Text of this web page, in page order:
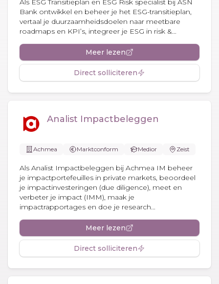
Als ESG Transitieplan en ESG Risk specialist bij ASN
Bank ontwikkel en beheer je het ESG-transitieplan,
vertaal je duurzaamheidsdoelen naar meetbare
roadmaps en KPI’s, integreer je ESG in risk &...
Meer lezen
Direct solliciteren
Analist Impactbeleggen
Achmea Marktconform Medior Zeist
Als Analist Impactbeleggen bij Achmea IM beheer
je impactportefeuilles in private markets, beoordeel
je impactinvesteringen (due diligence), meet en
verbeter je impact (IMM), maak je
impactrapportages en doe je research...
Meer lezen
Direct solliciteren